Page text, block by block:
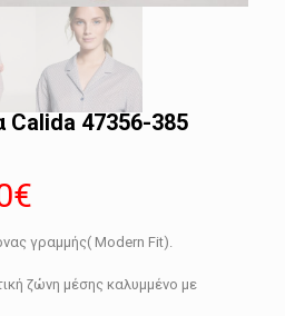
Calida 47356-385
€
τρέχουσα
τιμή
είναι:
γραμμής( Modern Fit).
ζώνη μέσης καλυμμένο με